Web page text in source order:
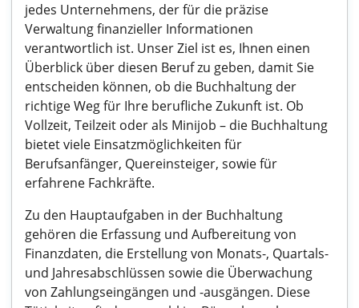
jedes Unternehmens, der für die präzise
Verwaltung finanzieller Informationen
verantwortlich ist. Unser Ziel ist es, Ihnen einen
Überblick über diesen Beruf zu geben, damit Sie
entscheiden können, ob die Buchhaltung der
richtige Weg für Ihre berufliche Zukunft ist. Ob
Vollzeit, Teilzeit oder als Minijob – die Buchhaltung
bietet viele Einsatzmöglichkeiten für
Berufsanfänger, Quereinsteiger, sowie für
erfahrene Fachkräfte.
Zu den Hauptaufgaben in der Buchhaltung
gehören die Erfassung und Aufbereitung von
Finanzdaten, die Erstellung von Monats-, Quartals-
und Jahresabschlüssen sowie die Überwachung
von Zahlungseingängen und -ausgängen. Diese